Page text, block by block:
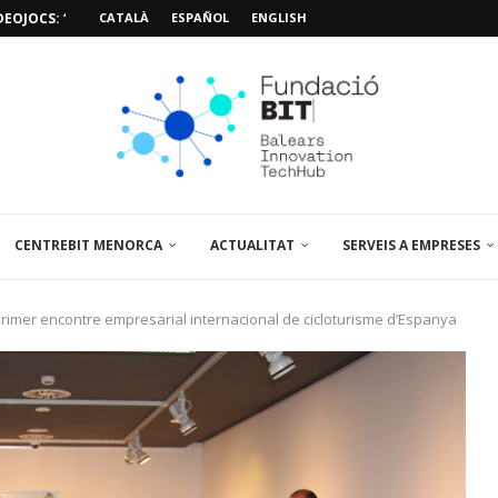
“MISSIÓ POSIDÒNIA PRO”
CATALÀ ESPAÑOL ENGLISH
CENTREBIT MENORCA ACTUALITAT SERVEIS A EMPRESES
encontre empresarial internacional de cicloturisme d’Espanya